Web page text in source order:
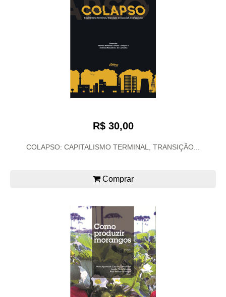
R$ 30,00
COLAPSO: CAPITALISMO TERMINAL, TRANSIÇÃO...
Comprar